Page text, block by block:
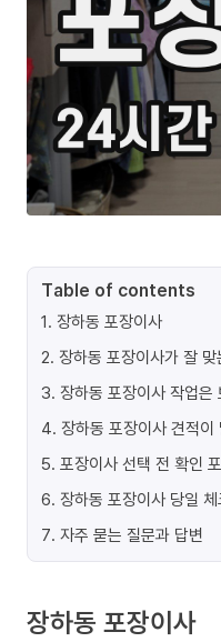
Table of contents
1. 장하동 포장이사
2. 장하동 포장이사가 잘
3. 장하동 포장이사 작업은
4. 장하동 포장이사 견적이
5. 포장이사 선택 전 확인
6. 장하동 포장이사 당일
7. 자주 묻는 질문과 답변
장하동 포장이사